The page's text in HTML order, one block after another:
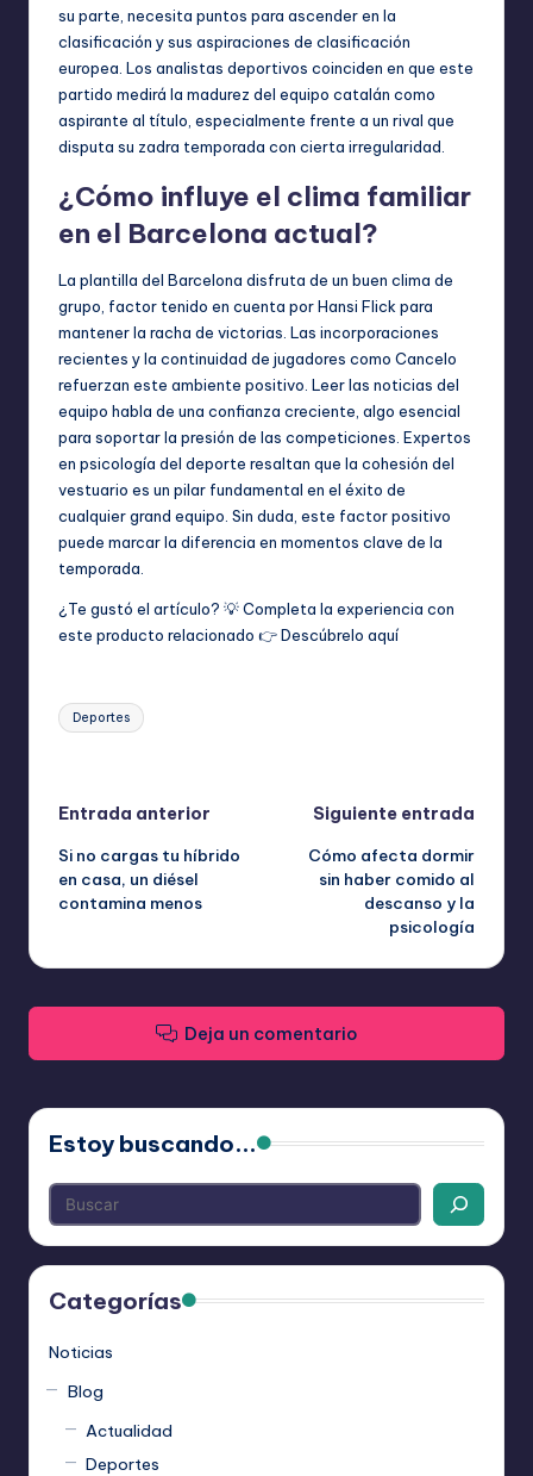
su parte, necesita puntos para ascender en la
clasificación y sus aspiraciones de clasificación
europea. Los analistas deportivos coinciden en que este
partido medirá la madurez del equipo catalán como
aspirante al título, especialmente frente a un rival que
disputa su zadra temporada con cierta irregularidad.
¿Cómo influye el clima familiar
en el Barcelona actual?
La plantilla del Barcelona disfruta de un buen clima de
grupo, factor tenido en cuenta por Hansi Flick para
mantener la racha de victorias. Las incorporaciones
recientes y la continuidad de jugadores como Cancelo
refuerzan este ambiente positivo. Leer las noticias del
equipo habla de una confianza creciente, algo esencial
para soportar la presión de las competiciones. Expertos
en psicología del deporte resaltan que la cohesión del
vestuario es un pilar fundamental en el éxito de
cualquier grand equipo. Sin duda, este factor positivo
puede marcar la diferencia en momentos clave de la
temporada.
¿Te gustó el artículo? 💡 Completa la experiencia con
este producto relacionado 👉Descúbrelo aquí
Etiquetas:
Deportes
Navegación
de
entradas
Entrada anterior
Si no cargas tu híbrido
en casa, un diésel
contamina menos
Siguiente entrada
Cómo afecta dormir
sin haber comido al
descanso y la
psicología
Deja un comentario
Estoy buscando...
Categorías
Noticias
Blog
Actualidad
Deportes